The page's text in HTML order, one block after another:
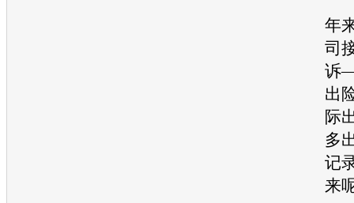
年
司
诉
出
际
多
记
来